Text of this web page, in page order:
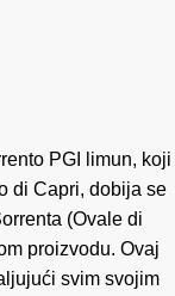
PGI limun, koji
di Capri, dobija se
(Ovale di
proizvodu. Ovaj
svim svojim